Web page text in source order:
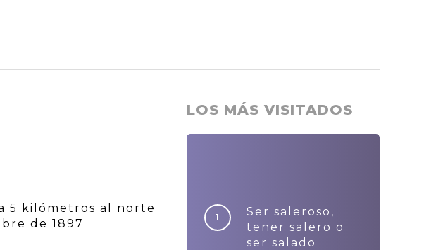
5 kilómetros al norte
de 1897
LOS MÁS VISITADOS
Ser saleroso,
tener salero o
ser salado